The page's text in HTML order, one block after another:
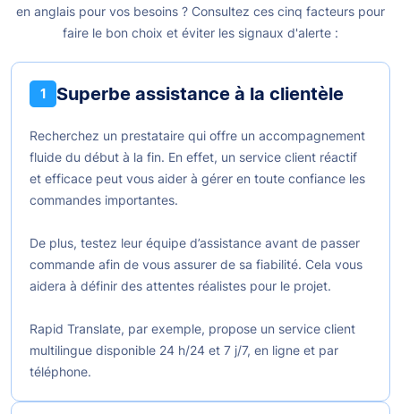
en anglais pour vos besoins ? Consultez ces cinq facteurs pour
faire le bon choix et éviter les signaux d'alerte :
1 Superbe assistance à la clientèle
Recherchez un prestataire qui offre un accompagnement
fluide du début à la fin. En effet, un service client réactif
et efficace peut vous aider à gérer en toute confiance les
commandes importantes.
De plus, testez leur équipe d’assistance avant de passer
commande afin de vous assurer de sa fiabilité. Cela vous
aidera à définir des attentes réalistes pour le projet.
Rapid Translate, par exemple, propose un service client
multilingue disponible 24 h/24 et 7 j/7, en ligne et par
téléphone.